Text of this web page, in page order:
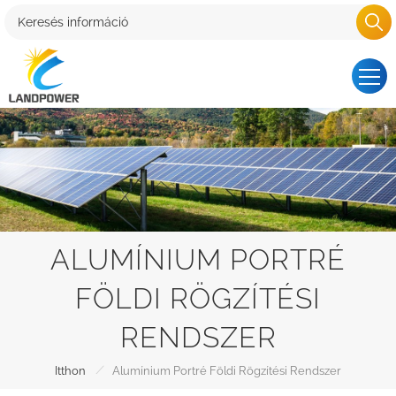
ALUMÍNIUM PORTRÉ
FÖLDI RÖGZÍTÉSI
RENDSZER
Itthon / Alumínium Portré Földi Rögzítési Rendszer